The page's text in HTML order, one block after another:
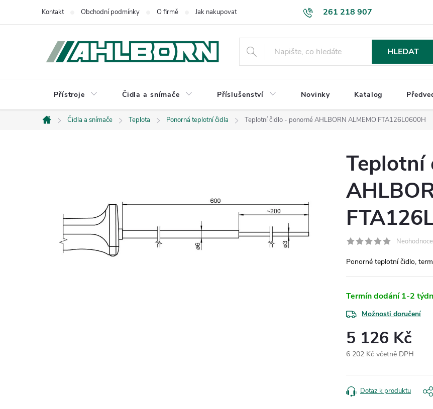
261 218 907
Kontakt Obchodní podmínky O firmě Jak nakupovat Podmínky ochrany osobních údajů Uplatnění reklamace
HLEDAT
Přístroje Čidla a snímače Příslušenství Novinky Katalog
Domů
Čidla a snímače Teplota Ponorná teplotní čidla Teplotní čidlo - ponorné AHLBORN ALMEMO FTA126L0600H
Teplotní
Ponorné teplotní čidlo,
Termín dodání 1-2
Možnosti doručení
5 126 Kč
6 202 Kč včetně DPH
cena:
Dotaz k produktu